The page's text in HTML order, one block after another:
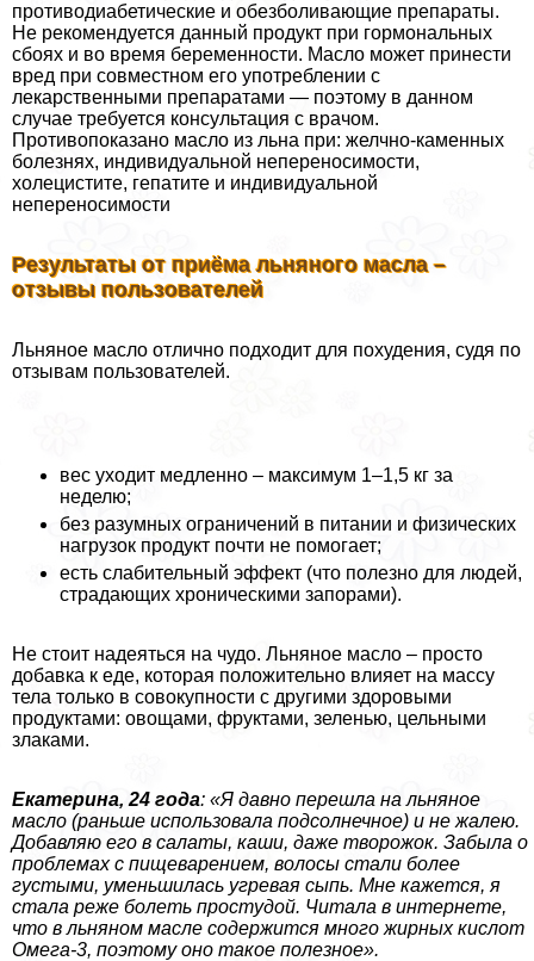
противодиабетические и обезболивающие препараты.
Не рекомендуется данный продукт при гормональных
сбоях и во время беременности. Масло может принести
вред при совместном его употрeблении с
лекарственными препаратами — поэтому в данном
случае требуется консультация с врачом.
Противопоказано масло из льна при: желчно-каменных
болезнях, индивидуальной непереносимости,
холецистите, гепатите и индивидуальной
непереносимости
Результаты от приёма льняного масла –
отзывы пользователей
Льняное масло отлично подходит для похудения, судя по
отзывам пользователей.
вес уходит медленно – максимум 1–1,5 кг за
неделю;
без разумных ограничений в питании и физических
нагрузок продукт почти не помогает;
есть слабительный эффект (что полезно для людей,
страдающих хроническими запорами).
Не стоит надеяться на чудо. Льняное масло – просто
добавка к еде, которая положительно влияет на массу
тела только в совокупности с другими здоровыми
продуктами: овощами, фруктами, зеленью, цельными
злаками.
Екатерина, 24 года: «Я давно перешла на льняное
масло (раньше использовала подсолнечное) и не жалею.
Добавляю его в салаты, каши, даже творожок. Забыла о
проблемах с пищеварением, волосы стали более
густыми, уменьшилась угревая сыпь. Мне кажется, я
стала реже болеть простудой. Читала в интернете,
что в льняном масле содержится много жирных кислот
Омега-3, поэтому оно такое полезное».